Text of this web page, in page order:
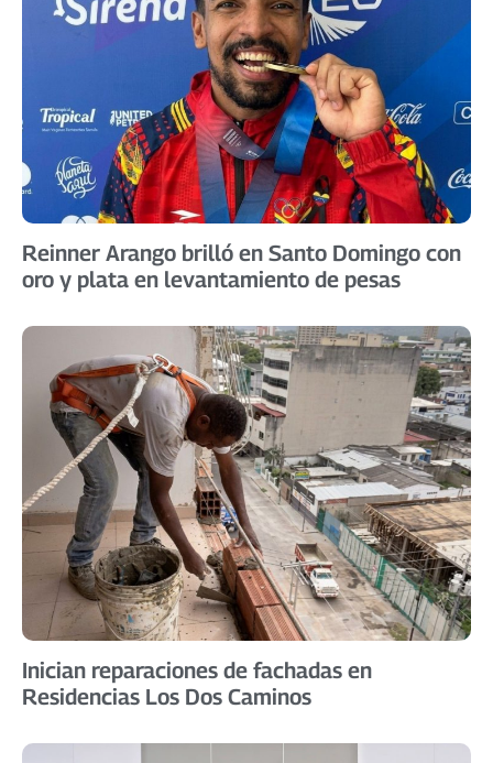
Reinner Arango brilló en Santo Domingo con
oro y plata en levantamiento de pesas
Inician reparaciones de fachadas en
Residencias Los Dos Caminos